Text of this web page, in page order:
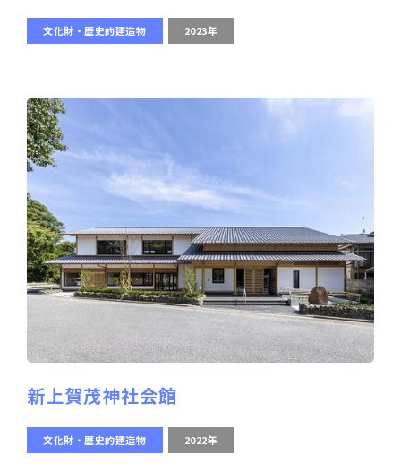
文化財・歴史的建造物 2023年
新上賀茂神社会館
文化財・歴史的建造物 2022年